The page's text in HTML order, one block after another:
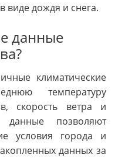
виде дождя и снега.
данные
климатические
температуру
скорость ветра и
позволяют
условия города и
данных за